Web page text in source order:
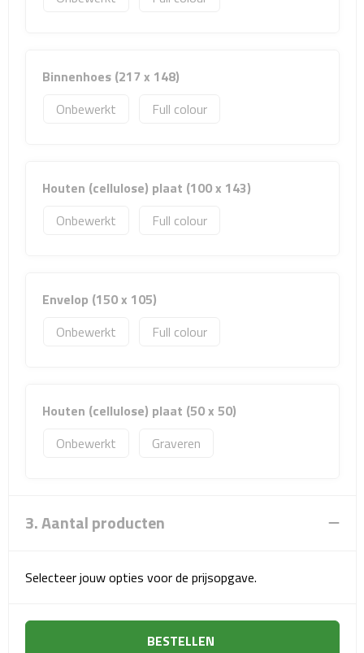
Lunchtassen
Heuptassen
Reizen
Reisbekers
Koffersloten
Bagageweegschalen
Binnenhoes (217 x 148)
Onbewerkt
Full colour
Houten (cellulose) plaat (100 x 143)
Onbewerkt
Full colour
Envelop (150 x 105)
Onbewerkt
Full colour
Houten (cellulose) plaat (50 x 50)
Onbewerkt
Graveren
3. Aantal producten
Selecteer jouw opties voor de prijsopgave.
BESTELLEN